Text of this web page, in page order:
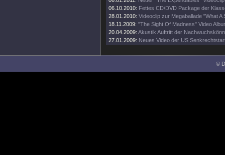
06.10.2010: Fettes CD/DVD Package der
28.01.2010: Videoclip zur Megaballade "What A
18.11.2009: "The Sight Of Madness" Video
20.04.2009: Akustik Auftritt der
27.01.2009: Neues Video der US
©